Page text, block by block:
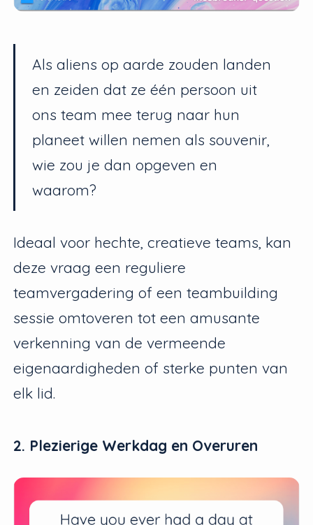
Als aliens op aarde zouden landen
en zeiden dat ze één persoon uit
ons team mee terug naar hun
planeet willen nemen als souvenir,
wie zou je dan opgeven en
waarom?
Ideaal voor hechte, creatieve teams, kan
deze vraag een reguliere
teamvergadering of een teambuilding
sessie omtoveren tot een amusante
verkenning van de vermeende
eigenaardigheden of sterke punten van
elk lid.
2. Plezierige Werkdag en Overuren